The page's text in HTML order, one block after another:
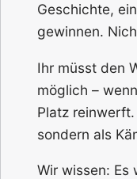
Geschichte,
gewinnen.
Ihr müsst den
möglich –
Platz
sondern als
Wir wissen: Es